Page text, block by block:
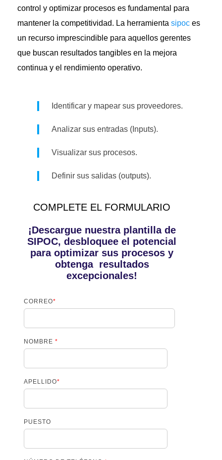
control y optimizar procesos es fundamental para
mantener la competitividad. La herramienta sipoc es
un recurso imprescindible para aquellos gerentes
que buscan resultados tangibles en la mejora
continua y el rendimiento operativo.
Identificar y mapear sus proveedores.
Analizar sus entradas (Inputs).
Visualizar sus procesos.
Definir sus salidas (outputs).
COMPLETE EL FORMULARIO
¡Descargue nuestra plantilla de
SIPOC, desbloquee el potencial
para optimizar sus procesos y
obtenga resultados
excepcionales!
CORREO*
NOMBRE *
APELLIDO*
PUESTO